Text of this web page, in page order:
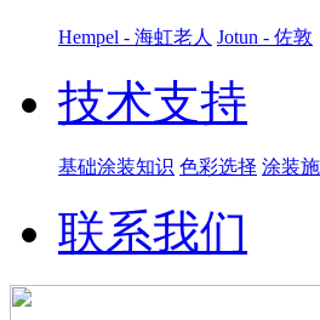
Hempel - 海虹老人 Jotun - 佐敦
技术支持
基础涂装知识 色彩选择 涂装
联系我们